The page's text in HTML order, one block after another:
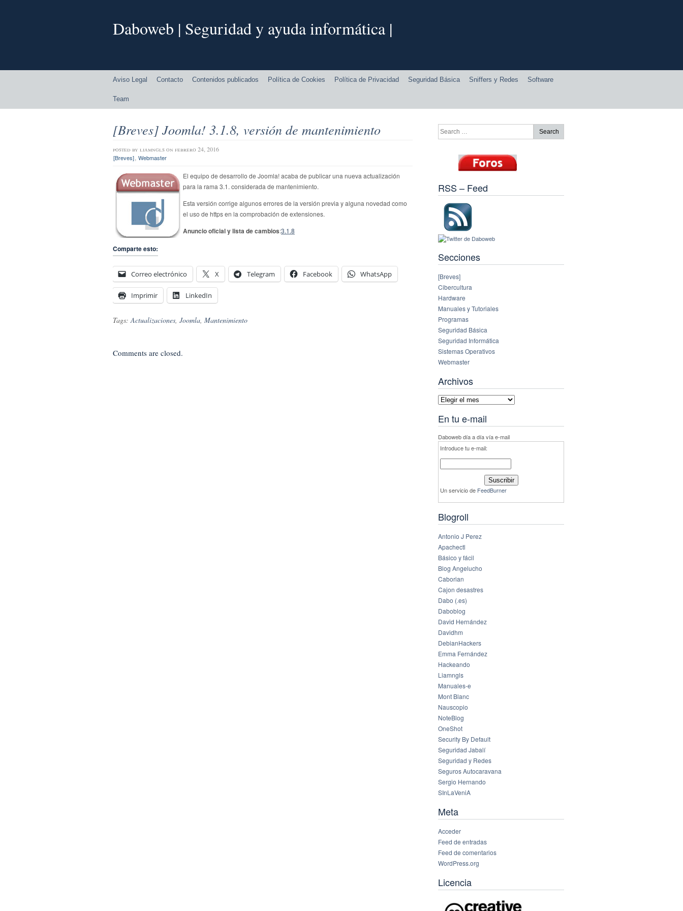
Daboweb | Seguridad y ayuda informática |
Aviso Legal Contacto Contenidos publicados Política de Cookies Política de Privacidad Seguridad Básica Sniffers y Redes Software
Team
[Breves] Joomla! 3.1.8, versión de mantenimiento
posted by liamnglson febrero 24, 2016
[Breves], Webmaster
El equipo de desarrollo de Joomla! acaba de publicar una nueva actualización
para la rama 3.1. considerada de mantenimiento.
Esta versión corrige algunos errores de la versión previa y alguna novedad como
el uso de https en la comprobación de extensiones.
Anuncio oficial y lista de cambios:3.1.8
Comparte esto:
Correo electrónico X Telegram Facebook WhatsApp
Imprimir LinkedIn
Tags:Actualizaciones, Joomla, Mantenimiento
Comments are closed.
RSS – Feed
Secciones
[Breves]
Cibercultura
Hardware
Manuales y Tutoriales
Programas
Seguridad Básica
Seguridad Informática
Sistemas Operativos
Webmaster
Archivos
Archivos
En tu e-mail
Daboweb día a día vía e-mail
Introduce tu e-mail:
Un servicio de FeedBurner
Blogroll
Antonio J Perez
Apachectl
Básico y fácil
Blog Angelucho
Caborian
Cajon desastres
Dabo (.es)
Daboblog
David Hernández
Davidhm
DebianHackers
Emma Fernández
Hackeando
Liamngls
Manuales-e
Mont Blanc
Nauscopio
NoteBlog
OneShot
Security By Default
Seguridad Jabalí
Seguridad y Redes
Seguros Autocaravana
Sergio Hernando
SInLaVeniA
Meta
Acceder
Feed de entradas
Feed de comentarios
WordPress.org
Licencia